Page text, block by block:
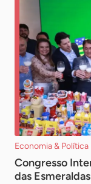
Economia & Política
Congresso
das Esmeraldas